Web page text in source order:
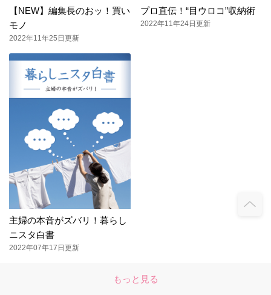
【NEW】編集長のおッ！買い
モノ
2022年11年25日更新
プロ直伝！“目ウロコ”収納術
2022年11年24日更新
主婦の本音がズバリ！暮らし
ニスタ白書
2022年07年17日更新
もっと見る